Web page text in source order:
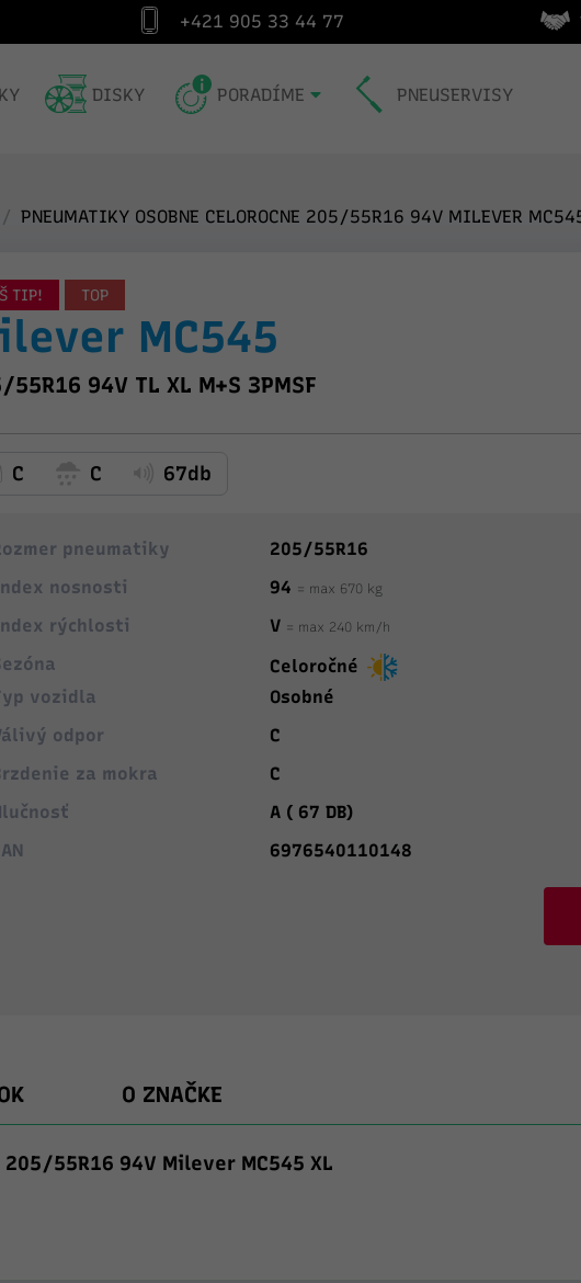
Špecialista na pneumatiky od roku 1991 Expedícia v
+421 905 33 44 77
DISKY PORADÍME PNEUSERVISY
PNEUMATIKY OSOBNE CELOROCNE 205/55R16 94V MILEVER
TIP! TOP
MC545
55R16 94V TL XL M+S 3PMSF
C C 67db
pneumatiky
205/55R16
nosnosti
94 = max 670 kg
rýchlosti V = max 240 km/h
Celoročné
vozidla
Osobné
odpor
C
za mokra
C
A ( 67 DB)
6976540110148
O ZNAČKE
55R16 94V Milever MC545 XL